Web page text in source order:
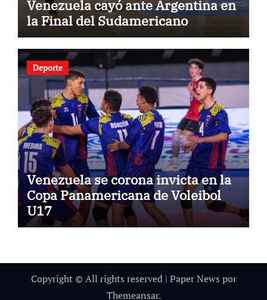
Venezuela cayó ante Argentina en
la Final del Sudamericano
Deporte
Venezuela se corona invicta en la
Copa Panamericana de Voleibol
U17
Copyright © All rights reserved | Paper News por
Themeansar.